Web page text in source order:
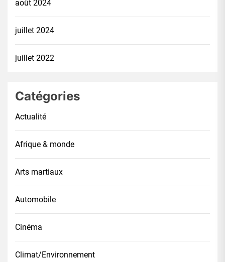
août 2024
juillet 2024
juillet 2022
Catégories
Actualité
Afrique & monde
Arts martiaux
Automobile
Cinéma
Climat/Environnement